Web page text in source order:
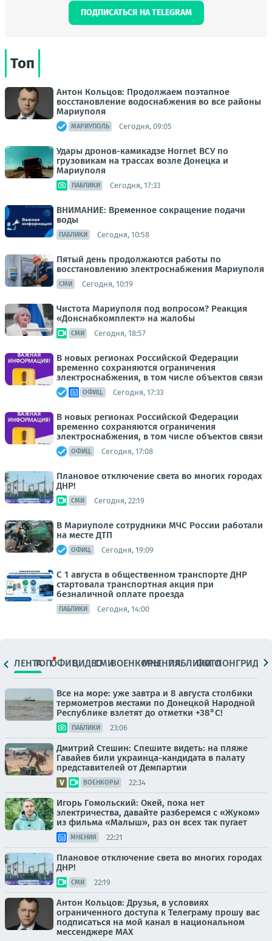
ПОДПИСАТЬСЯ НА TELEGRAM
Топ
Антон Кольцов: Продолжаем поэтапное
восстановление водоснабжения во все районы
Мариуполя
МАРИУПОЛЬ Сегодня, 09:05
Удары дронов-камикадзе Hornet ВСУ по
грузовикам на трассах возле Донецка и
Мариуполя
ПАБЛИКИ Сегодня, 17:33
ВНИМАНИЕ: Временное сокращение подачи
воды
ПАБЛИКИ Сегодня, 10:58
Пятый день продолжаются работы по
восстановлению электроснабжения Мариуполя
СМИ Сегодня, 10:19
Чистота Мариуполя под вопросом? Реакция
«Донснабкомплект» на жалобы
СМИ Сегодня, 18:57
В новых регионах Российской Федерации
временно сохраняются ограничения
электроснабжения, в том числе объектов связи
ОФИЦ. Сегодня, 17:33
В новых регионах Российской Федерации
временно сохраняются ограничения
электроснабжения, в том числе объектов связи
ОФИЦ. Сегодня, 17:08
Плановое отключение света во многих городах
ДНР!
СМИ Сегодня, 22:19
В Мариуполе сотрудники МЧС России работали
на месте ДТП
ОФИЦ. Сегодня, 19:09
С 1 августа в общественном транспорте ДНР
стартовала транспортная акция при
безналичной оплате проезда
ПАБЛИКИ Сегодня, 14:00
ЛЕНТАТОПОФИЦ.ВИДЕОСМИВОЕНКОРЫМНЕНИЯПАБЛИКИ
ФОТОЛОНГРИДЫ
Все на море: уже завтра и 8 августа столбики
термометров местами по Донецкой Народной
Республике взлетят до отметки +38°C!
ПАБЛИКИ 23:06
Дмитрий Стешин: Спешите видеть: на пляже
Гавайев били украинца-кандидата в палату
представителей от Демпартии
ВОЕНКОРЫ 22:34
Игорь Гомольский: Окей, пока нет
электричества, давайте разберемся с «Жуком»
из фильма «Малыш», раз он всех так пугает
МНЕНИЯ 22:21
Плановое отключение света во многих городах
ДНР!
СМИ 22:19
Антон Кольцов: Друзья, в условиях
ограниченного доступа к Телеграму прошу вас
подписаться на мой канал в национальном
мессенджере МАХ